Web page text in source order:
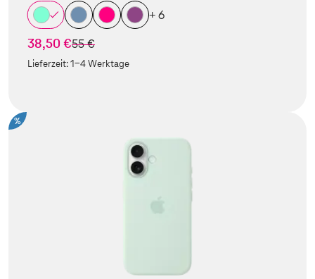
+ 6
38,50 €statt
55 €
Lieferzeit:1-4 Werktage
%